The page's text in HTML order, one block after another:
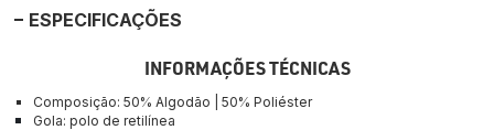
ESPECIFICAÇÕES
INFORMAÇÕES TÉCNICAS
Composição: 50% Algodão | 50% Poliéster
Gola: polo de retilínea